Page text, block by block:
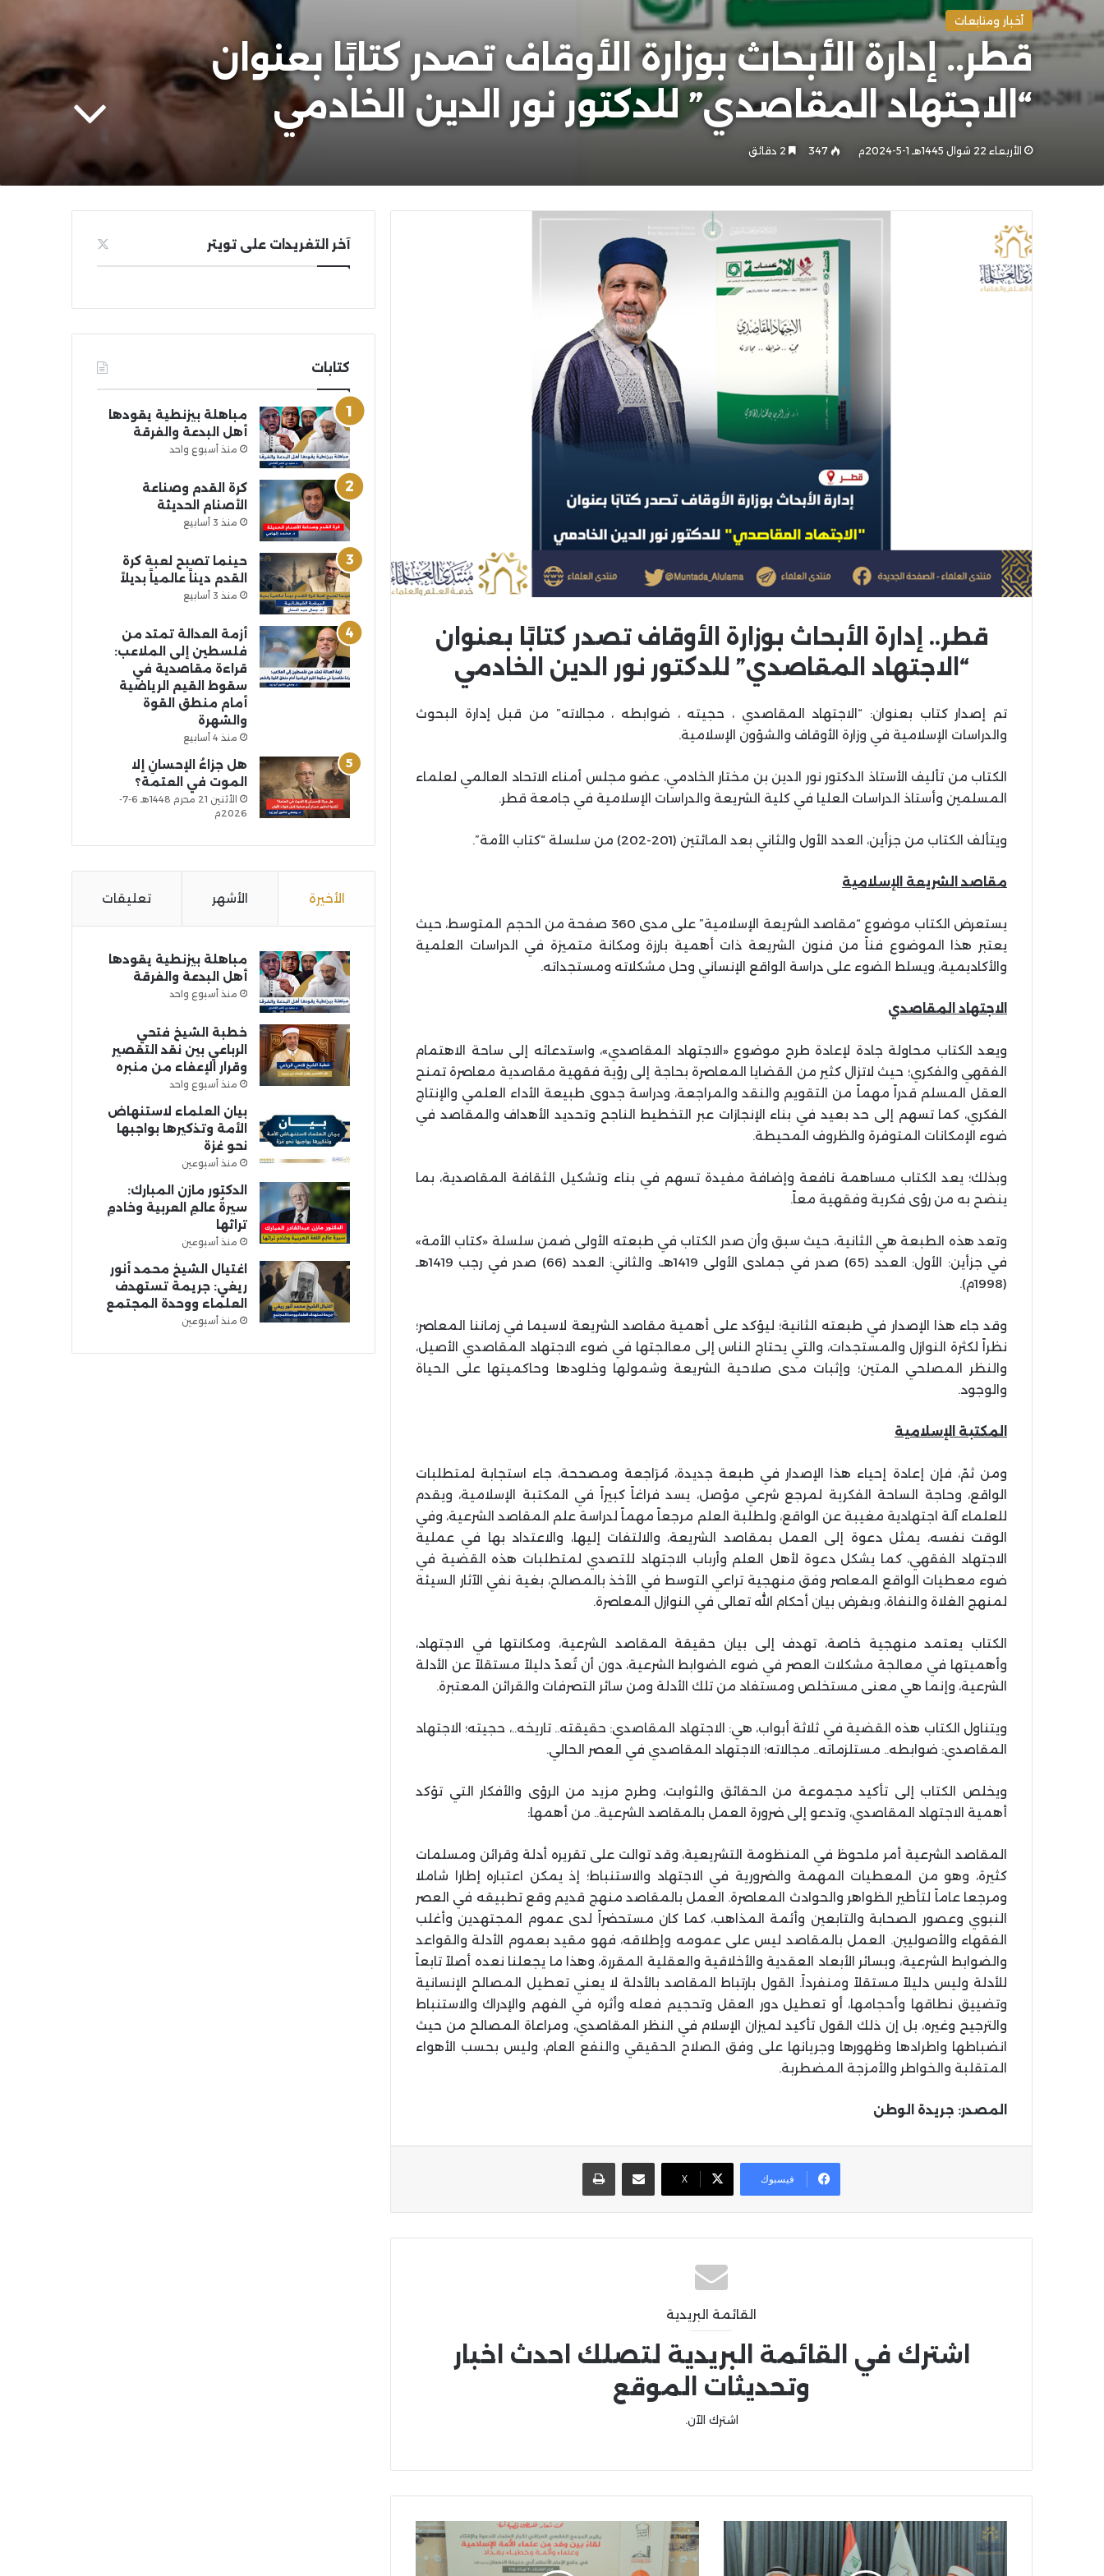
أخبار ومتابعات
قطر.. إدارة الأبحاث بوزارة الأوقاف تصدر كتابًا بعنوان
“الاجتهاد المقاصدي” للدكتور نور الدين الخادمي
الأربعاء 22 شوال 1445هـ 1-5-2024م 347
قطر.. إدارة الأبحاث بوزارة الأوقاف تصدر كتابًا بعنوان
“الاجتهاد المقاصدي” للدكتور نور الدين الخادمي
تم إصدار كتاب بعنوان: “الاجتهاد المقاصدي ، حجيته ، ضوابطه ، مجالاته” من قبل إدارة البحوث
والدراسات الإسلامية في وزارة الأوقاف والشؤون الإسلامية.
الكتاب من تأليف الأستاذ الدكتور نور الدين بن مختار الخادمي، عضو مجلس أمناء الاتحاد العالمي لعلماء
المسلمين وأستاذ الدراسات العليا في كلية الشريعة والدراسات الإسلامية في جامعة قطر.
ويتألف الكتاب من جزأين، العدد الأول والثاني بعد المائتين (201-202) من سلسلة “كتاب الأمة”.
مقاصد الشريعة الإسلامية
يستعرض الكتاب موضوع “مقاصد الشريعة الإسلامية” على مدى 360 صفحة من الحجم المتوسط، حيث
يعتبر هذا الموضوع فناً من فنون الشريعة ذات أهمية بارزة ومكانة متميزة في الدراسات العلمية
والأكاديمية، ويسلط الضوء على دراسة الواقع الإنساني وحل مشكلاته ومستجداته.
الاجتهاد المقاصدي
ويعد الكتاب محاولة جادة لإعادة طرح موضوع «الاجتهاد المقاصدي»، واستدعائه إلى ساحة الاهتمام
الفقهي والفكري؛ حيث لاتزال كثير من القضايا المعاصرة بحاجة إلى رؤية فقهية مقاصدية معاصرة تمنح
العقل المسلم قدراً مهماً من التقويم والنقد والمراجعة، ودراسة جدوى طبيعة الأداء العلمي والإنتاج
الفكري، كما تسهم إلى حد بعيد في بناء الإنجازات عبر التخطيط الناجح وتحديد الأهداف والمقاصد في
ضوء الإمكانات المتوفرة والظروف المحيطة.
وبذلك؛ يعد الكتاب مساهمة نافعة وإضافة مفيدة تسهم في بناء وتشكيل الثقافة المقاصدية، بما
ينضح به من رؤى فكرية وفقهية معاً.
وتعد هذه الطبعة هي الثانية، حيث سبق وأن صدر الكتاب في طبعته الأولى ضمن سلسلة «كتاب الأمة»
في جزأين: الأول: العدد (65) صدر في جمادى الأولى 1419هـ، والثاني: العدد (66) صدر في رجب 1419هـ
(1998م).
وقد جاء هذا الإصدار في طبعته الثانية؛ ليؤكد على أهمية مقاصد الشريعة لاسيما في زماننا المعاصر؛
نظراً لكثرة النوازل والمستجدات، والتي يحتاج الناس إلى معالجتها في ضوء الاجتهاد المقاصدي الأصيل،
والنظر المصلحي المتين؛ وإثبات مدى صلاحية الشريعة وشمولها وخلودها وحاكميتها على الحياة
والوجود.
المكتبة الإسلامية
ومن ثمّ، فإن إعادة إحياء هذا الإصدار في طبعة جديدة، مُرَاجعة ومصححة، جاء استجابة لمتطلبات
الواقع، وحاجة الساحة الفكرية لمرجع شرعي مؤصل، يسد فراغاً كبيراً في المكتبة الإسلامية، ويقدم
للعلماء آلة اجتهادية مغيبة عن الواقع، ولطلبة العلم مرجعاً مهماً لدراسة علم المقاصد الشرعية، وفي
الوقت نفسه، يمثل دعوة إلى العمل بمقاصد الشريعة، والالتفات إليها، والاعتداد بها في عملية
الاجتهاد الفقهي، كما يشكل دعوة لأهل العلم وأرباب الاجتهاد للتصدي لمتطلبات هذه القضية في
ضوء معطيات الواقع المعاصر وفق منهجية تراعي التوسط في الأخذ بالمصالح، بغية نفي الآثار السيئة
لمنهج الغلاة والنفاة، وبغرض بيان أحكام الله تعالى في النوازل المعاصرة.
الكتاب يعتمد منهجية خاصة، تهدف إلى بيان حقيقة المقاصد الشرعية، ومكانتها في الاجتهاد،
وأهميتها في معالجة مشكلات العصر في ضوء الضوابط الشرعية، دون أن تُعدّ دليلاً مستقلاً عن الأدلة
الشرعية، وإنما هي معنى مستخلص ومستفاد من تلك الأدلة ومن سائر التصرفات والقرائن المعتبرة.
ويتناول الكتاب هذه القضية في ثلاثة أبواب، هي: الاجتهاد المقاصدي: حقيقته.. تاريخه..، حجيته؛ الاجتهاد
المقاصدي: ضوابطه.. مستلزماته.. مجالاته؛ الاجتهاد المقاصدي في العصر الحالي.
ويخلص الكتاب إلى تأكيد مجموعة من الحقائق والثوابت، وطرح مزيد من الرؤى والأفكار التي تؤكد
أهمية الاجتهاد المقاصدي، وتدعو إلى ضرورة العمل بالمقاصد الشرعية.. من أهمها:
المقاصد الشرعية أمر ملحوظ في المنظومة التشريعية، وقد توالت على تقريره أدلة وقرائن ومسلمات
كثيرة، وهو من المعطيات المهمة والضرورية في الاجتهاد والاستنباط؛ إذ يمكن اعتباره إطارا شاملا
ومرجعا عاماً لتأطير الظواهر والحوادث المعاصرة. العمل بالمقاصد منهج قديم وقع تطبيقه في العصر
النبوي وعصور الصحابة والتابعين وأئمة المذاهب، كما كان مستحضراً لدى عموم المجتهدين وأغلب
الفقهاء والأصوليين. العمل بالمقاصد ليس على عمومه وإطلاقه، فهو مقيد بعموم الأدلة والقواعد
والضوابط الشرعية، وبسائر الأبعاد العقدية والأخلاقية والعقلية المقررة، وهذا ما يجعلنا نعده أصلاً تابعاً
للأدلة وليس دليلاً مستقلاً ومنفرداً. القول بارتباط المقاصد بالأدلة لا يعني تعطيل المصالح الإنسانية
وتضييق نطاقها وأحجامها، أو تعطيل دور العقل وتحجيم فعله وأثره في الفهم والإدراك والاستنباط
والترجيح وغيره، بل إن ذلك القول تأكيد لميزان الإسلام في النظر المقاصدي، ومراعاة المصالح من حيث
انضباطها واطرادها وظهورها وجريانها على وفق الصلاح الحقيقي والنفع العام، وليس بحسب الأهواء
المتقلبة والخواطر والأمزجة المضطربة.
المصدر: جريدة الوطن
فيسبوك X
مشاركة عبر البريد
القائمة البريدية
اشترك في القائمة البريدية لتصلك احدث اخبار
وتحديثات الموقع
اشترك الآن.
آخر التغريدات على تويتر
كتابات
مباهلة بيزنطية يقودها
أهل البدعة والفرقة
منذ أسبوع واحد
كرة القدم وصناعة
الأصنام الحديثة
منذ 3 أسابيع
حينما تصبح لعبة كرة
القدم ديناً عالمياً بديلاً
منذ 3 أسابيع
أزمة العدالة تمتد من
فلسطين إلى الملاعب:
قراءة مقاصدية في
سقوط القيم الرياضية
أمام منطق القوة
والشهرة
منذ 4 أسابيع
هل جزاءُ الإحسانِ إلا
الموت في العتمة؟
الأثنين 21 محرم 1448هـ 6-7-
2026م
الأخيرة الأشهر تعليقات
مباهلة بيزنطية يقودها
أهل البدعة والفرقة
منذ أسبوع واحد
خطبة الشيخ فتحي
الرباعي بين نقد التقصير
وقرار الإعفاء من منبره
منذ أسبوع واحد
بيان العلماء لاستنهاض
الأمة وتذكيرها بواجبها
نحو غزة
منذ أسبوعين
الدكتور مازن المبارك:
سيرةُ عالمِ العربية وخادمِ
تراثها
منذ أسبوعين
اغتيال الشيخ محمد أنور
ريغي: جريمة تستهدف
العلماء ووحدة المجتمع
منذ أسبوعين